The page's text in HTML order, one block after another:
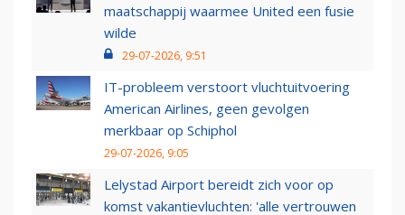
maatschappij waarmee United een fusie
wilde
29-07-2026, 9:51
IT-probleem verstoort vluchtuitvoering
American Airlines, geen gevolgen
merkbaar op Schiphol
29-07-2026, 9:05
Lelystad Airport bereidt zich voor op
komst vakantievluchten: 'alle vertrouwen